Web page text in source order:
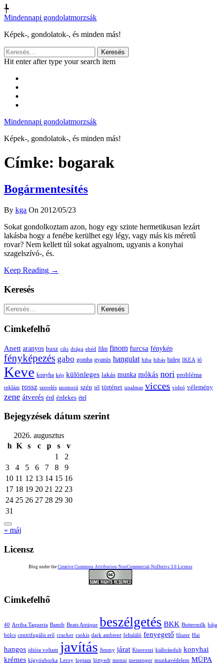
╄
Mindennapi gondolatmorzsák
Képek-, gondolatok-, és minden más!
Keresés:
Hit enter after type your search item
Mindennapi gondolatmorzsák
Képek-, gondolatok-, és minden más!
Címke: bogarak
Bogármentesítés
By kga On 2012/05/23
Sokat gondolkoztam azon, hogy egy szinte hermetikusan lezárt
lakásba hogy a fenébe kerülhet egy légy, vagy más kis méretű
rovar? Nem kellett túl sokat agyalnom, ugyanis a konyhai
szagelszívó-, és.
Keep Reading →
Keresés
Keresés:
Cimkefelhő
Anett aranyos busz ciki drága ebéd film finom furcsa fénykép
fényképezés gabo gomba gyanús hangulat hiba hibás hideg IKEA jó
Keve konyha kép különleges lakás munka mókás nori probléma
reklám rossz szerelés szomorú szép tél történet unalmas vicces videó vélemény
zene átverés érd érdekes étel
Bejegyzések dátum szerint
2026. augusztus
h K s c p s
v
1
2
3
4 5 6 7 8
9
10 11 12 13 14 15 16
17 18 19 20 21 22 23
24 25 26 27 28 29 30
31
« máj
Licensz
Blog under the Creative Commons Attribution-NonCommercial-NoDerivs 3.0 License
Cimkefelhő
40 Arriba Taqueria Bamib Beats Antique beszélgetés BKK Buttermilk bája
bölcs centrifugális erő cracker csokis dark ambient feltaláló fenyegető fűszer Hai
hangos idióta voltam javítás Jimmy járat Kisoroszi kiábrándult konyhai
krémes kígyóuborka Leroy loptam löttyedt menni messenger munkavédelem MÜPA